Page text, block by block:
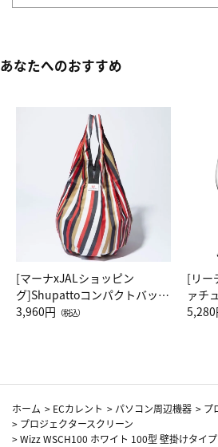
あなたへのおすすめ
[マーナxJALショッピン
グ]Shupattoコンパクトバッグ
Drop JAL客室乗務員（LC）ス
3,960円 （税込）
[リー
ァチ
ト（
5,280
ホーム > ECカレント > パソコン周辺機器 > プ
> プロジェクタースクリーン
>Wizz WSCH100 ホワイト 100型 壁掛けタイ